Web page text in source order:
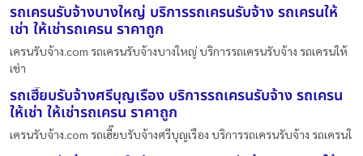
รถเครนรับจ้างบางใหญ่ บริการรถเครนรับจ้าง รถเครนให้
เช่า ให้เช่ารถเครน ราคาถูก
เครนรับจ้าง.com รถเครนรับจ้างบางใหญ่ บริการรถเครนรับจ้าง รถเครนให้
เช่า
รถเฮี๊ยบรับจ้างศรีบุญเรือง บริการรถเครนรับจ้าง รถเครน
ให้เช่า ให้เช่ารถเครน ราคาถูก
เครนรับจ้าง.com รถเฮี๊ยบรับจ้างศรีบุญเรือง บริการรถเครนรับจ้าง รถเครนใ